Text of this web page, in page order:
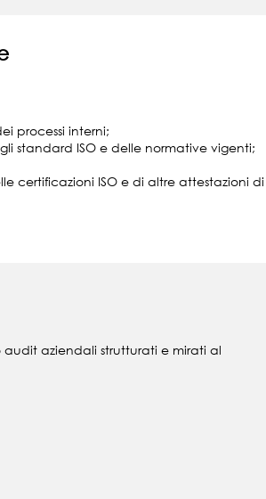
processi interni;
standard ISO e delle normative vigenti;
certificazioni ISO e di altre attestazioni di
aziendali strutturati e mirati al